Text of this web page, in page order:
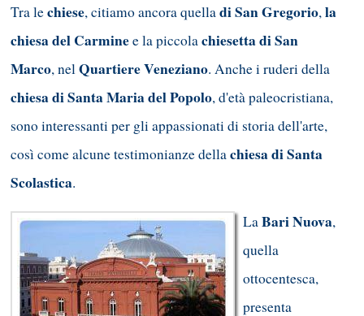
Tra lechiese, citiamo ancora quelladi San Gregorio, la
chiesa del Carminee la piccolachiesetta di San
Marco, nel Quartiere Veneziano. Anche i ruderi della
chiesa di Santa Maria del Popolo, d'età paleocristiana,
sono interessanti per gli appassionati di storia dell'arte,
così come alcune testimonianze dellachiesa di Santa
Scolastica.
LaBari Nuova,
quella
ottocentesca,
presenta